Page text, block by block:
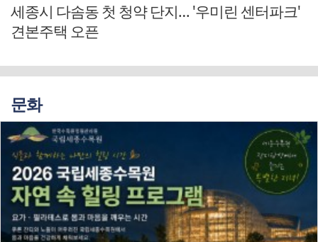
세종시 다솜동 첫 청약 단지… '우미린 센터파크'
견본주택 오픈
문화